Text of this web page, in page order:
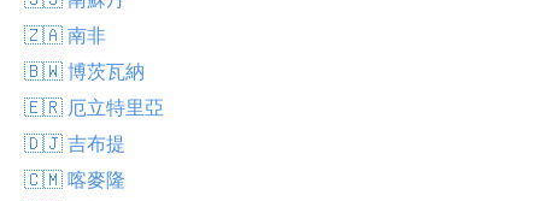
🇿🇦 南非
🇧🇼 博茨瓦納
🇪🇷 厄立特里亞
🇩🇯 吉布提
🇨🇲 喀麥隆